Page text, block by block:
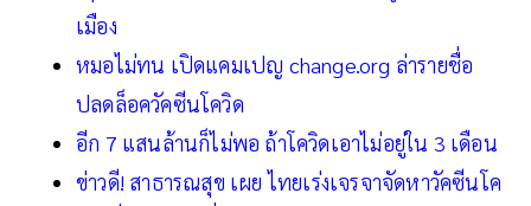
เมือง
หมอไม่ทน เปิดแคมเปญ change.org ล่ารายชื่อ
ปลดล็อควัคซีนโควิด
อีก 7 แสนล้านก็ไม่พอ ถ้าโควิดเอาไม่อยู่ใน 3 เดือน
ข่าวดี! สาธารณสุข เผย ไทยเร่งเจรจาจัดหาวัคซีนโค